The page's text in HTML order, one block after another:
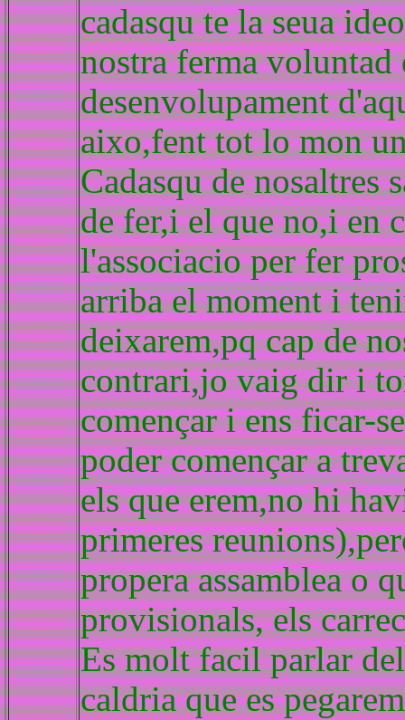
cadasqu te la seua
nostra ferma
desenvolupament
aixo,fent tot lo mon
Cadasqu de nosaltres
de fer,i el que no,i en
l'associacio per fer
arriba el moment i
deixarem,pq cap de
contrari,jo vaig dir i
començar i ens ficar-
poder començar a
els que erem,no hi
primeres
propera assamblea o
provisionals, els
Es molt facil parlar
caldria que es